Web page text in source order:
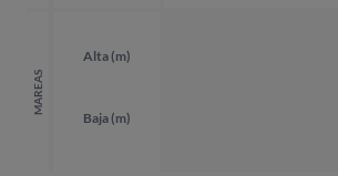
MAREAS
Alta (m)
Baja (m)